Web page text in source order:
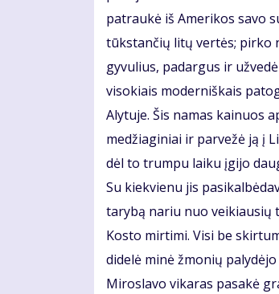
patraukė iš Amerikos savo
tūkstančių litų vertės; pirko
gyvulius, padargus ir
visokiais moderniškais
Alytuje. Šis namas kainuos
medžiaginiai ir parvežė ją į
dėl to trumpu laiku įgijo
Su kiekvienu jis
tarybą nariu nuo veikiausių
Kosto mirtimi. Visi be
didelė minė žmonių
Miroslavo vikaras pasakė